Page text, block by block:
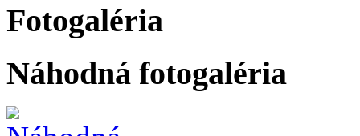
Fotogaléria
Náhodná fotogaléria